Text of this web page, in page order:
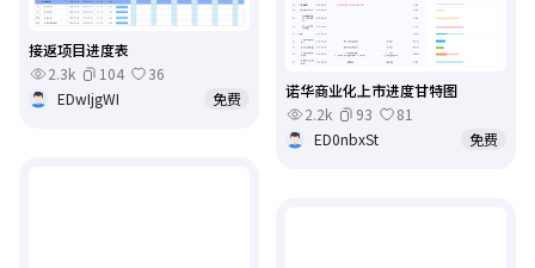
接返项目进度表
2.3k
104
36
EDwIjgWI
免费
诺华商业化上市进度甘特图
2.2k
93
81
ED0nbxSt
免费